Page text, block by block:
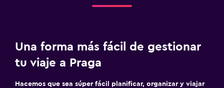
Una forma más fácil de gestionar
tu viaje a Praga
Hacemos que sea súper fácil planificar, organizar y viajar